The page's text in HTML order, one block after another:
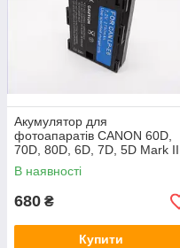
Акумулятор для
фотоапаратів CANON 60D,
70D, 80D, 6D, 7D, 5D Mark II,
5D Mark III - LP-E6 (LP-E6N) -
2750 ma
В наявності
680 ₴
Купити